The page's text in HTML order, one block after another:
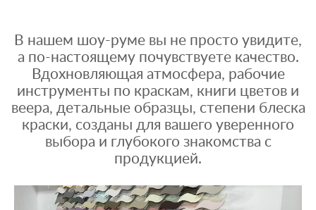
В нашем шоу-руме вы не просто увидите,
а по-настоящему почувствуете качество.
Вдохновляющая атмосфера, рабочие
инструменты по краскам, книги цветов и
веера, детальные образцы, степени блеска
краски, созданы для вашего уверенного
выбора и глубокого знакомства с
продукцией.